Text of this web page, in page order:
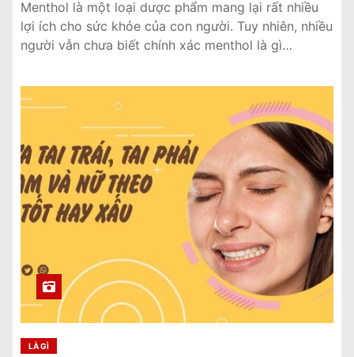
Menthol là một loại dược phẩm mang lại rất nhiều
lợi ích cho sức khỏe của con người. Tuy nhiên, nhiều
người vẫn chưa biết chính xác menthol là gì…
LÀ GÌ